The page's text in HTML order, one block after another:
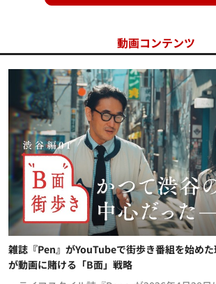
動画コンテンツ
雑誌『Pen』がYouTubeで街歩き番組を始め
が動画に賭ける「B面」戦略